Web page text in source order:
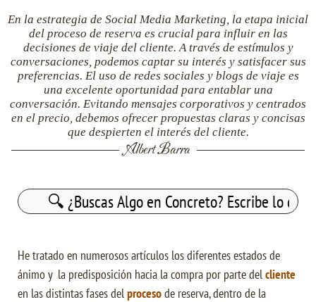
En la estrategia de Social Media Marketing, la etapa inicial
del proceso de reserva es crucial para influir en las
decisiones de viaje del cliente. A través de estímulos y
conversaciones, podemos captar su interés y satisfacer sus
preferencias. El uso de redes sociales y blogs de viaje es
una excelente oportunidad para entablar una
conversación. Evitando mensajes corporativos y centrados
en el precio, debemos ofrecer propuestas claras y concisas
que despierten el interés del cliente.
Albert Barra
Buscar:
He tratado en numerosos artículos los diferentes estados de
ánimo y la predisposición hacia la compra por parte delcliente
en las distintas fases delprocesode reserva, dentro de la